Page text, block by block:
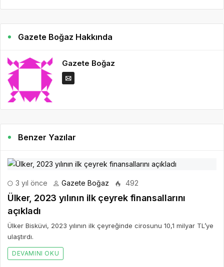
Gazete Boğaz Hakkında
Gazete Boğaz
Benzer Yazılar
3 yıl önce Gazete Boğaz 492
Ülker, 2023 yılının ilk çeyrek finansallarını
açıkladı
Ülker Bisküvi, 2023 yılının ilk çeyreğinde cirosunu 10,1 milyar TL’ye
ulaştırdı.
DEVAMINI OKU